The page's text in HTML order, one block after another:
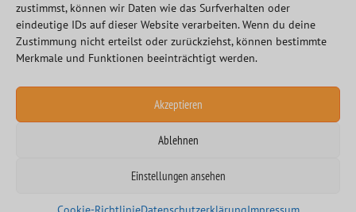
zustimmst, können wir Daten wie das Surfverhalten oder
eindeutige IDs auf dieser Website verarbeiten. Wenn du deine
Zustimmung nicht erteilst oder zurückziehst, können bestimmte
Merkmale und Funktionen beeinträchtigt werden.
Akzeptieren
Ablehnen
Einstellungen ansehen
Partner
Karriere
Datenschutzerklärung
Allgemeine und besondere Geschäftsbedingungen